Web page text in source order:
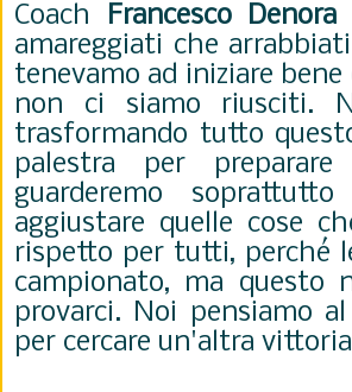
Coach Francesco Denora
amareggiati che
tenevamo ad iniziare
non ci siamo riusciti.
trasformando tutto
palestra per
guarderemo
aggiustare quelle cose
rispetto per tutti, perché
campionato, ma questo
provarci. Noi pensiamo
per cercare un'altra